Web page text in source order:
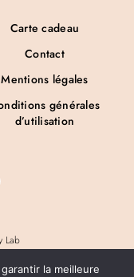
Lab
Carte cadeau
Contact
Mentions légales
générales
d’utilisation
la meilleure